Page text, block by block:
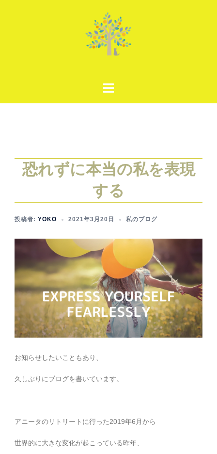
プ
恐れずに本当の私を表現
する
投稿者: YOKO 2021年3月20日 私のブログ
お知らせしたいこともあり、
久しぶりにブログを書いています。
アニータのリトリートに行った2019年6月から
世界的に大きな変化が起こっている昨年、